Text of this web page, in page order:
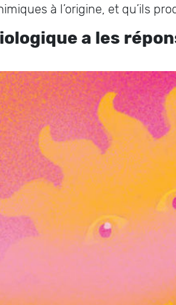
à l’origine, et qu’ils
a les